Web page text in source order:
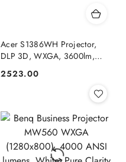
Acer S1386WH Projector,
DLP 3D, WXGA, 3600lm,
20000/1 | Acer
Cena:
2523.00